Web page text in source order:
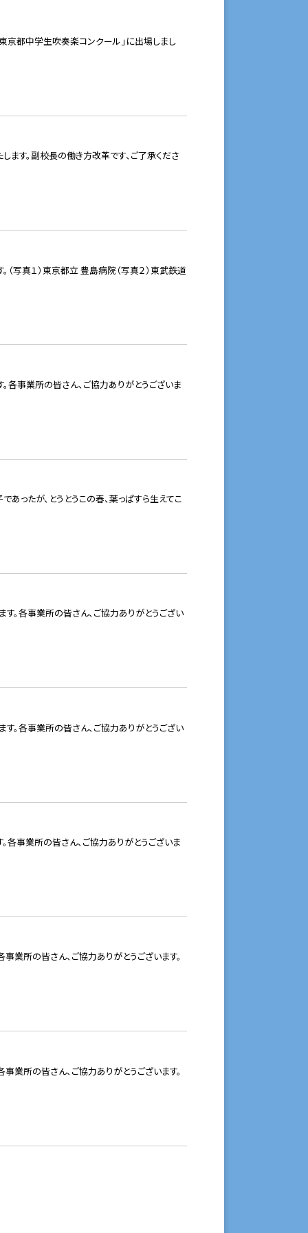
京都中学生吹奏楽コンクール」に出場しまし
す。副校長の働き方改革です、ご了承くださ
写真１）東京都立 豊島病院（写真２）東武鉄道
各事業所の皆さん、ご協力ありがとうございま
ったが、とうとうこの春、葉っぱすら生えてこ
。各事業所の皆さん、ご協力ありがとうござい
。各事業所の皆さん、ご協力ありがとうござい
各事業所の皆さん、ご協力ありがとうございま
業所の皆さん、ご協力ありがとうございます。
業所の皆さん、ご協力ありがとうございます。